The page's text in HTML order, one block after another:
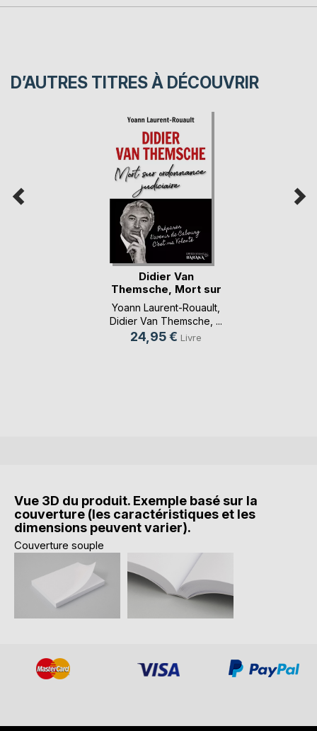
D’AUTRES TITRES À DÉCOUVRIR
Didier Van
Themsche, Mort sur
ordo(...)
Yoann Laurent-Rouault
Didier Van Themsche , ...
24,95 € Livre
Vue 3D du produit. Exemple basé sur la
couverture (les caractéristiques et les
dimensions peuvent varier).
Couverture souple